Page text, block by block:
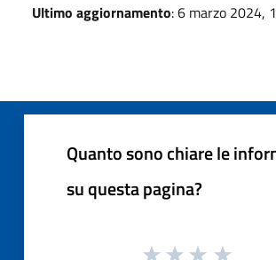
Ultimo aggiornamento: 6 marzo 2024,
Quanto sono chiare le
su questa pagina?